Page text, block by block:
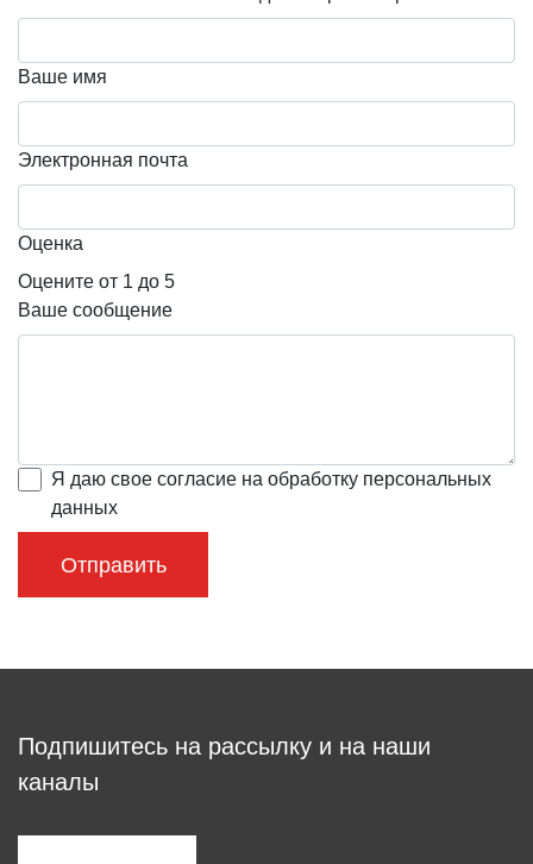
Ваше имя
Электронная почта
Оценка
Оцените от 1 до 5
Ваше сообщение
Я даю свое согласие на обработку персональных
данных
Подпишитесь на рассылку и на наши
каналы